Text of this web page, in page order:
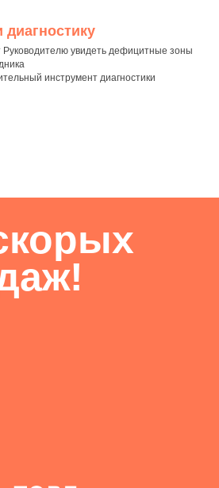
диагностику
Руководителю увидеть дефицитные зоны
инструмент диагностики